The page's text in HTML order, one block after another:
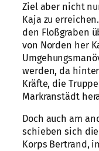
Ziel aber nicht
Kaja zu
den Floßgraben
von Norden her
werden, da
Kräfte, die
Markranstädt
Doch auch am
schieben sich
Korps Bertrand,